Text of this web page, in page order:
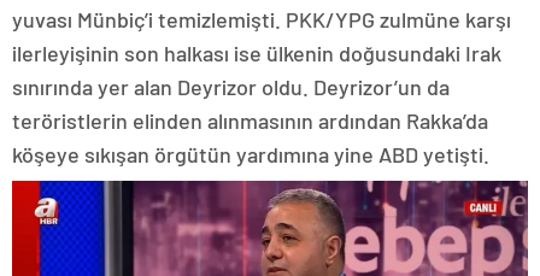
yuvası Münbiç’i temizlemişti. PKK/YPG zulmüne karşı
ilerleyişinin son halkası ise ülkenin doğusundaki Irak
sınırında yer alan Deyrizor oldu. Deyrizor’un da
teröristlerin elinden alınmasının ardından Rakka’da
köşeye sıkışan örgütün yardımına yine ABD yetişti.